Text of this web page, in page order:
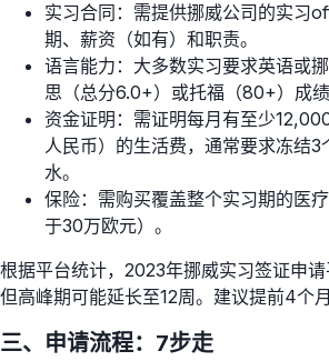
实习合同：需提供挪威公司的实习
期、薪资（如有）和职责。
语言能力：大多数实习要求英语或
思（总分6.0+）或托福（80+）成绩
资金证明：需证明每月有至少
人民币）的生活费，通常要求冻结3
水。
保险：需购买覆盖整个实习期的医
于30万欧元）。
根据平台统计，2023年挪威实习签证申请
但高峰期可能延长至12周。建议提前4个
三、申请流程：7步走